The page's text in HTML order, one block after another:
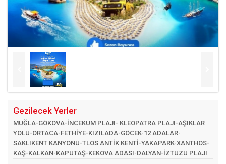
Gezilecek Yerler
MUĞLA-GÖKOVA-İNCEKUM PLAJI- KLEOPATRA PLAJI-AŞIKLAR
YOLU-ORTACA-FETHİYE-KIZILADA-GÖCEK-12 ADALAR-
SAKLIKENT KANYONU-TLOS ANTİK KENTİ-YAKAPARK-XANTHOS-
KAŞ-KALKAN-KAPUTAŞ-KEKOVA ADASI-DALYAN-İZTUZU PLAJI